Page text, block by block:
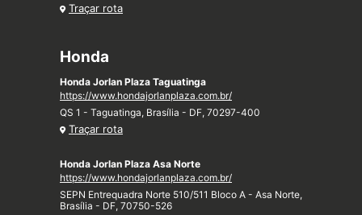
Traçar rota
Honda
Honda Jorlan Plaza Taguatinga
https://www.hondajorlanplaza.com.br/
QS 1 - Taguatinga, Brasília - DF, 70297-400
Traçar rota
Honda Jorlan Plaza Asa Norte
https://www.hondajorlanplaza.com.br/
SEPN Entrequadra Norte 510/511 Bloco A - Asa Norte,
Brasília - DF, 70750-526